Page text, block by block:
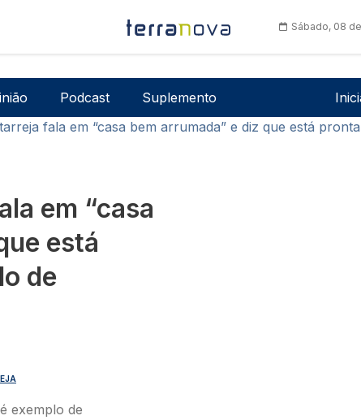
Sábado, 08
Podcast Suplemento
fala em “casa bem arrumada” e diz que está
em “casa
está
de
exemplo de